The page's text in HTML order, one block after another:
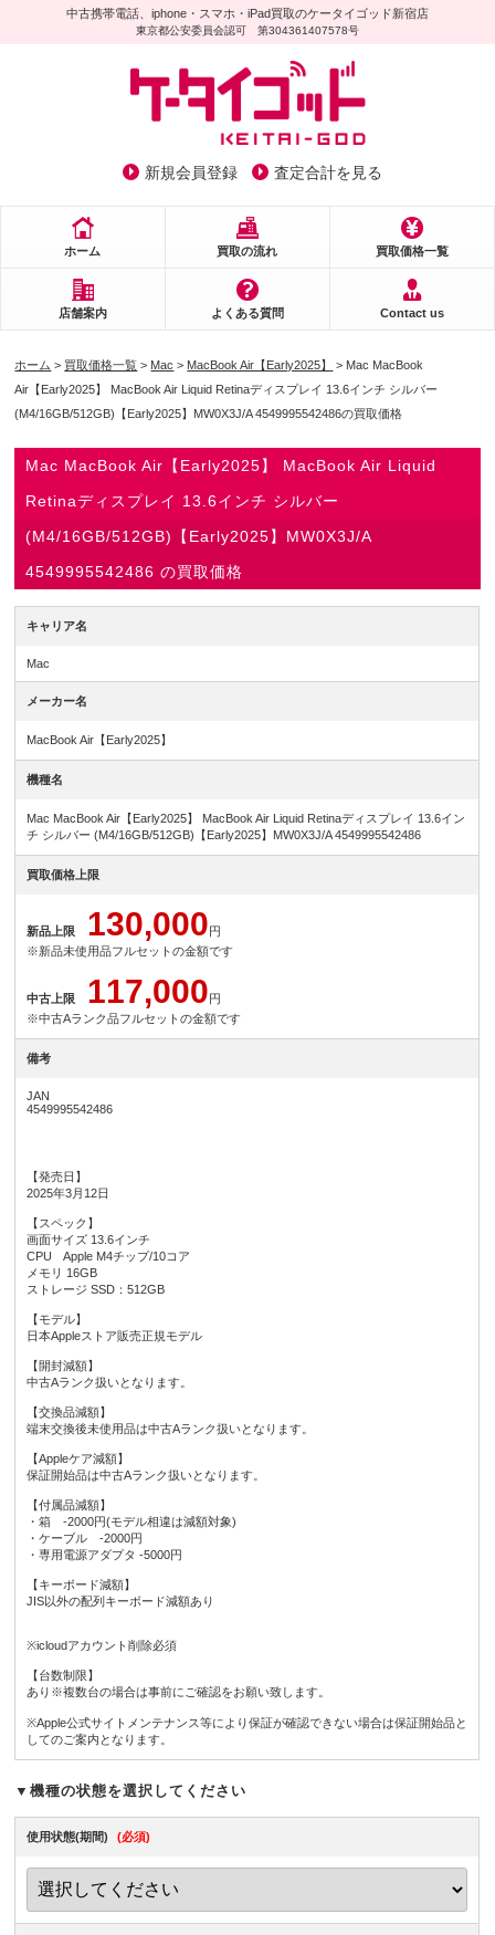
中古携帯電話、iphone・スマホ・iPad買取のケータイゴッド新宿店
東京都公安委員会認可 第304361407578号
新規会員登録 査定合計を見る
ホーム 買取の流れ 買取価格一覧
店舗案内 よくある質問 Contact us
ホーム > 買取価格一覧 > Mac > MacBook Air【Early2025】
> Mac MacBook
Air【Early2025】 MacBook Air Liquid Retinaディスプレイ 13.6インチ シルバー
(M4/16GB/512GB)【Early2025】MW0X3J/A 4549995542486の買取価格
Mac MacBook Air【Early2025】 MacBook Air Liquid
Retinaディスプレイ 13.6インチ シルバー
(M4/16GB/512GB)【Early2025】MW0X3J/A
4549995542486 の買取価格
キャリア名
Mac
メーカー名
MacBook Air【Early2025】
機種名
Mac MacBook Air【Early2025】 MacBook Air Liquid Retinaディスプレイ 13.6イン
チ シルバー (M4/16GB/512GB)【Early2025】MW0X3J/A 4549995542486
買取価格上限
新品上限 130,000円
※新品未使用品フルセットの金額です
中古上限 117,000円
※中古Aランク品フルセットの金額です
備考
JAN
4549995542486
【発売日】
2025年3月12日
【スペック】
画面サイズ 13.6インチ
CPU Apple M4チップ/10コア
メモリ 16GB
ストレージ SSD：512GB
【モデル】
日本Appleストア販売正規モデル
【開封減額】
中古Aランク扱いとなります。
【交換品減額】
端末交換後未使用品は中古Aランク扱いとなります。
【Appleケア減額】
保証開始品は中古Aランク扱いとなります。
【付属品減額】
・箱 -2000円(モデル相違は減額対象)
・ケーブル -2000円
・専用電源アダプタ -5000円
【キーボード減額】
JIS以外の配列キーボード減額あり
※icloudアカウント削除必須
【台数制限】
あり※複数台の場合は事前にご確認をお願い致します。
※Apple公式サイトメンテナンス等により保証が確認できない場合は保証開始品と
してのご案内となります。
▼機種の状態を選択してください
使用状態(期間) (必須)